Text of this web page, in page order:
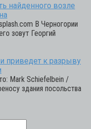
найденного возле
В Черногории
зовут Георгий
приведет к разрыву
Mark Schiefelbein /
здания посольства